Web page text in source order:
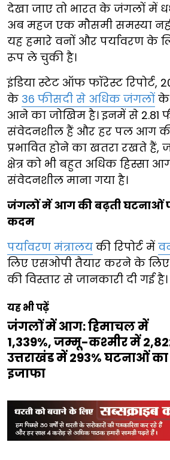
देखा जाए तो भारत के जंगलों में
अब महज एक मौसमी समस्या
यह हमारे वनों और पर्यावरण के
रूप ले चुकी है।
इंडिया स्टेट ऑफ फॉरेस्ट रिपोर्ट,
के 36 फीसदी से अधिक जंगलों के
आने का जोखिम है। इनमें से 2.81
संवेदनशील हैं और हर पल आग
प्रभावित होने का खतरा रखते हैं,
क्षेत्र को भी बहुत अधिक हिस्सा
संवेदनशील माना गया है।
जंगलों में आग की बढ़ती घटनाओं
कदम
पर्यावरण मंत्रालय की रिपोर्ट में
लिए एसओपी तैयार करने के
की विस्तार से जानकारी दी गई है।
यह भी पढ़ें
जंगलों में आग: हिमाचल में
1,339%, जम्मू-कश्मीर में
उत्तराखंड में 293% घटनाओं का
इजाफा